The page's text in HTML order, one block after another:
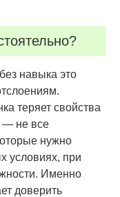
навыка это
теряет свойства
— не все
нужно
условиях, при
Именно
доверить